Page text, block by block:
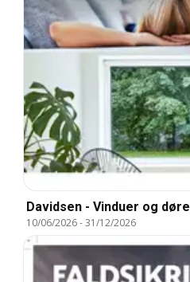
Davidsen - Vinduer og døre
10/06/2026-31/12/2026